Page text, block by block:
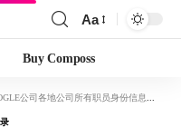
Aa
Buy Composs
骗谋杀案件，调查互联网信息窃密案件，调查支持GBT盗窃机密信息案件，调查相关服务器支持间谍机器人破坏案件。